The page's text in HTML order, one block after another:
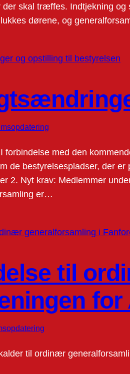
der skal træffes. Indtjekning
dørene, og
forbindelse med den
de bestyrelsespladser, der
2. Nyt krav: Medlemmer
er…
til
til ordinær